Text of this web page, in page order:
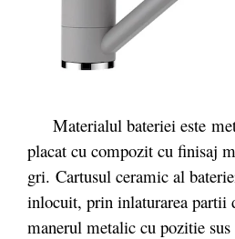
Materialul bateriei este
placat cu compozit cu finisaj
gri. Cartusul ceramic al
inlocuit, prin inlaturarea partii
manerul metalic cu pozitie sus